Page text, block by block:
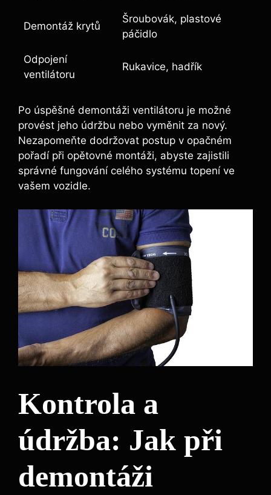
Demontáž krytů
Šroubovák, plastové
páčidlo
Odpojení
ventilátoru
Rukavice, hadřík
Po úspěšné demontáži ventilátoru je možné
provést jeho údržbu nebo vyměnit za nový.
Nezapomeňte dodržovat postup v opačném
pořadí při opětovné montáži, abyste zajistili
správné fungování celého systému topení ve
vašem vozidle.
Kontrola a
údržba: Jak při
demontáži